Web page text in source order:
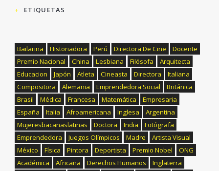
ETIQUETAS
Bailarina Historiadora Perú Directora De Cine
Docente
Premio Nacional
China Lesbiana Filósofa
Arquitecta
Educacion
Japón Atleta Cineasta Directora
Italiana
Compositora
Alemania Emprendedora Social
Británica
Brasil
Médica Francesa Matemática
Empresaria
España
Italia Afroamericana Inglesa
Argentina
Mujeresbacanaslatinas
Doctora India
Fotógrafa
Emprendedora
Juegos Olímpicos Madre
Artista Visual
México
Física Pintora Deportista Premio Nobel
ONG
Académica
Africana Derechos Humanos Inglaterra